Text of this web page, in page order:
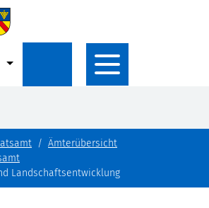
Ämterübersicht
Landschaftsentwicklung